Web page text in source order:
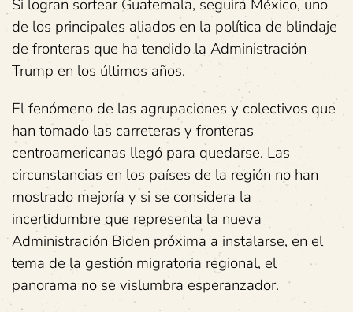
Si logran sortear Guatemala, seguirá México, uno
de los principales aliados en la política de blindaje
de fronteras que ha tendido la Administración
Trump en los últimos años.
El fenómeno de las agrupaciones y colectivos que
han tomado las carreteras y fronteras
centroamericanas llegó para quedarse. Las
circunstancias en los países de la región no han
mostrado mejoría y si se considera la
incertidumbre que representa la nueva
Administración Biden próxima a instalarse, en el
tema de la gestión migratoria regional, el
panorama no se vislumbra esperanzador.